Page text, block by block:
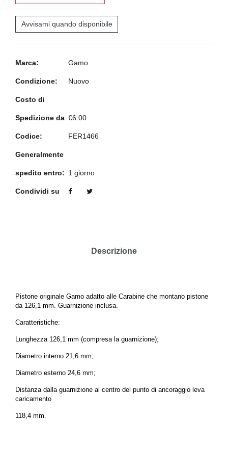
Avvisami quando disponibile
Marca: Gamo
Condizione: Nuovo
Costo di
Spedizione da €6.00
Codice: FER1466
Generalmente
spedito entro: 1 giorno
Condividi su
Descrizione
Pistone originale Gamo adatto alle Carabine che montano pistone
da 126,1 mm. Guarnizione inclusa.
Caratteristiche:
Lunghezza 126,1 mm (compresa la guarnizione);
Diametro interno 21,6 mm;
Diametro esterno 24,6 mm;
Distanza dalla guarnizione al centro del punto di ancoraggio leva
caricamento
118,4 mm.